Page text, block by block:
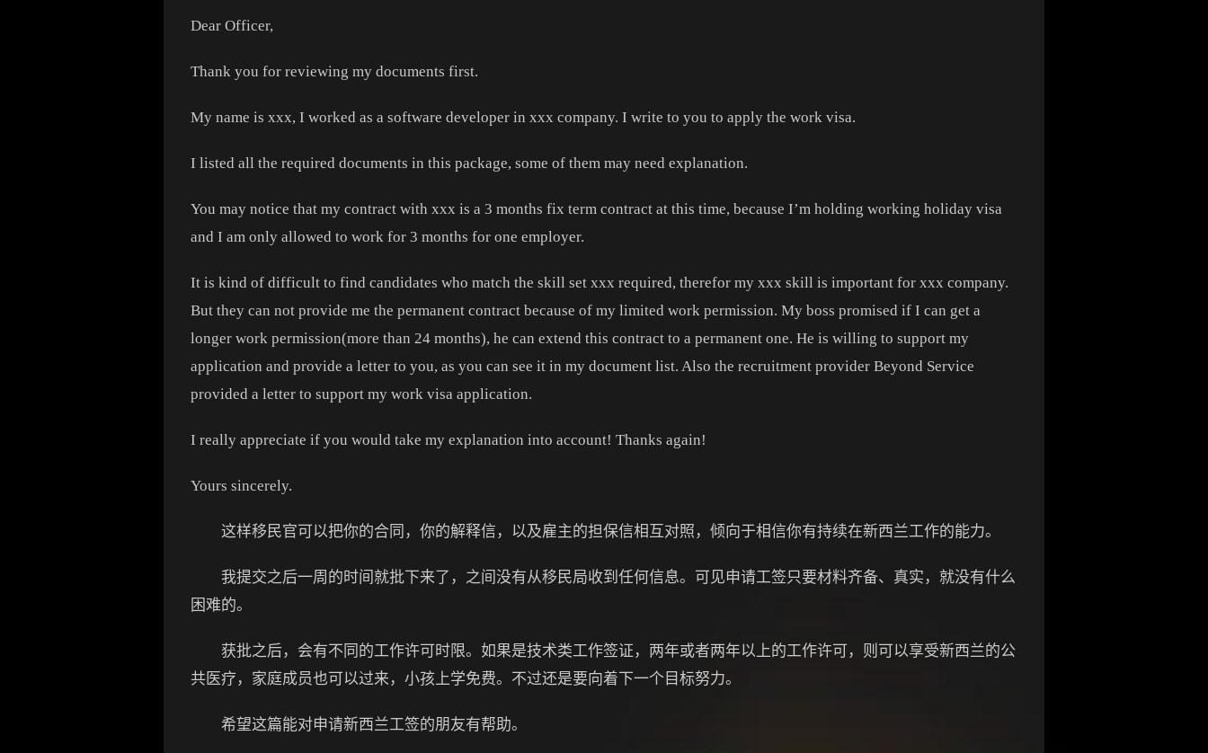
Dear Officer,
Thank you for reviewing my documents first.
My name is xxx, I worked as a software developer in xxx company. I write to you to apply the work visa.
I listed all the required documents in this package, some of them may need explanation.
You may notice that my contract with xxx is a 3 months fix term contract at this time, because I’m holding working holiday visa
and I am only allowed to work for 3 months for one employer.
It is kind of difficult to find candidates who match the skill set xxx required, therefor my xxx skill is important for xxx company.
But they can not provide me the permanent contract because of my limited work permission. My boss promised if I can get a
longer work permission(more than 24 months), he can extend this contract to a permanent one. He is willing to support my
application and provide a letter to you, as you can see it in my document list. Also the recruitment provider Beyond Service
provided a letter to support my work visa application.
I really appreciate if you would take my explanation into account! Thanks again!
Yours sincerely.
这样移民官可以把你的合同，你的解释信，以及雇主的担保信相互对照，倾向于相信你有持续在新西兰工作的能力。
我提交之后一周的时间就批下来了，之间没有从移民局收到任何信息。可见申请工签只要材料齐备、真实，就没有什么
困难的。
获批之后，会有不同的工作许可时限。如果是技术类工作签证，两年或者两年以上的工作许可，则可以享受新西兰的公
共医疗，家庭成员也可以过来，小孩上学免费。不过还是要向着下一个目标努力。
希望这篇能对申请新西兰工签的朋友有帮助。